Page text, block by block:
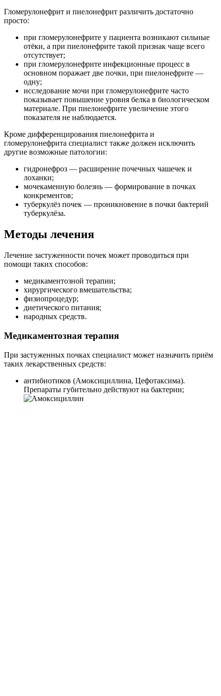
Гломерулонефрит и пиелонефрит различить достаточно
просто:
при гломерулонефрите у пациента возникают сильные
отёки, а при пиелонефрите такой признак чаще всего
отсутствует;
при гломерулонефрите инфекционные процесс в
основном поражает две почки, при пиелонефрите —
одну;
исследование мочи при гломерулонефрите часто
показывает повышение уровня белка в биологическом
материале. При пиелонефрите увеличение этого
показателя не наблюдается.
Кроме дифференцирования пиелонефрита и
гломерулонефрита специалист также должен исключить
другие возможные патологии:
гидронефроз — расширение почечных чашечек и
лоханки;
мочекаменную болезнь — формирование в почках
конкрементов;
туберкулёз почек — проникновение в почки бактерий
туберкулёза.
Методы лечения
Лечение застуженности почек может проводиться при
помощи таких способов:
медикаментозной терапии;
хирургического вмешательства;
физиопроцедур;
диетического питания;
народных средств.
Медикаментозная терапия
При застуженных почках специалист может назначить приём
таких лекарственных средств:
антибиотиков (Амоксициллина, Цефотаксима).
Препараты губительно действуют на бактерии;